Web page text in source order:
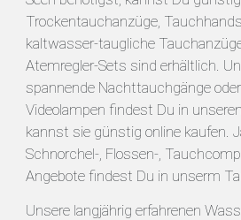
Trockentauchanzüge,
kaltwasser-taugliche
Atemregler-Sets sind erhältlich.
spannende Nachttauchgänge
Videolampen findest Du in
kannst sie günstig online kaufen.
Schnorchel-, Flossen-,
Angebote findest Du in unserm
Unsere langjährig erfahrenen